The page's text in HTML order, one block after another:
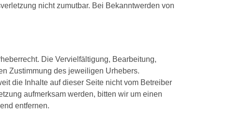
nicht zumutbar. Bei Bekanntwerden von
Die Vervielfältigung, Bearbeitung,
Zustimmung des jeweiligen Urhebers.
die Inhalte auf dieser Seite nicht vom Betreiber
aufmerksam werden, bitten wir um einen
entfernen.